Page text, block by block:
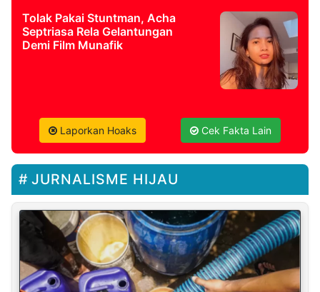
Tolak Pakai Stuntman, Acha
Septriasa Rela Gelantungan
Demi Film Munafik
Laporkan Hoaks Cek Fakta Lain
JURNALISME HIJAU